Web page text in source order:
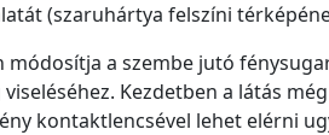
(szaruhártya felszíni
a szembe jutó
Kezdetben a látás
kontaktlencsével lehet elérni